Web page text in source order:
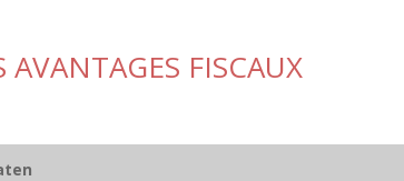
AVANTAGES FISCAUX